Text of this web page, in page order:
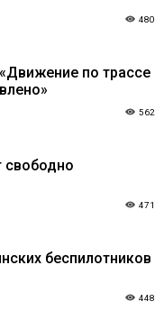
480
по трассе
562
свободно
471
беспилотников
448